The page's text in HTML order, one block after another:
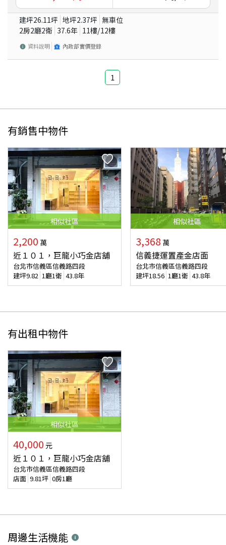
建坪26.11坪 地坪2.37坪 無車位
2房2廳2衛 37.6年 11樓/12樓
資料說明 內政部實價登錄
1
有銷售中物件
相似社區
2,200 萬
近１０１，巨龍小巧金店舖
台北市信義區信義路四段
建坪9.82 1廳1衛 43.8年
相似社區
3,368 萬
信義捷運置產金店面
台北市信義區信義路四段
建坪18.56 1廳1衛 43.8年
有出租中物件
相似社區
40,000 元
近１０１，巨龍小巧金店舖
台北市信義區信義路四段
店面 9.81坪 0房1廳
周邊生活機能